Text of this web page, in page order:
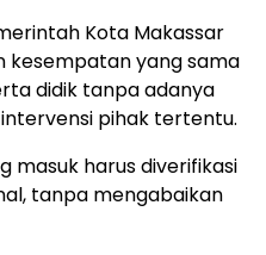
Kota Makassar
yang sama
didik tanpa adanya
pihak tertentu.
masuk harus diverifikasi
tanpa mengabaikan